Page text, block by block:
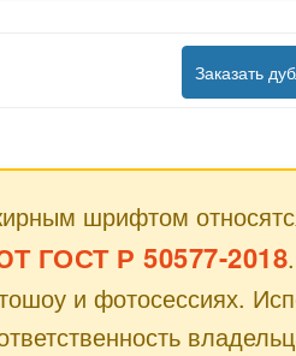
Заказать
шрифтом
ГОСТ Р 50577-2018
и фотосессиях.